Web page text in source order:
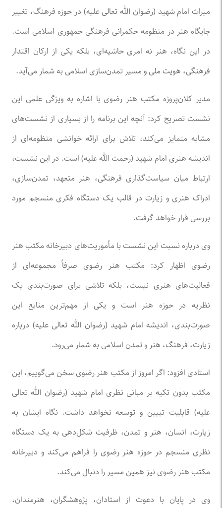
میراث امام شهید (رضوان الله تعالی علیه) در حوزه فرهنگ، تغییر
جایگاه هنر در منظومه حکمرانی فرهنگی جمهوری اسلامی است.
در این نگاه، هنر نه امری حاشیه‌ای، بلکه یکی از ارکان اقتدار
فرهنگی، هویت ملی و مسیر تمدن‌سازی اسلامی به شمار می‌آید.
مدیر کلان‌پروژه مکتب هنر رضوی با اشاره به ویژگی علمی این
نشست تصریح کرد: آنچه این برنامه را از بسیاری از نشست‌های
مشابه متمایز می‌کند، تلاش برای ارائه خوانشی منظومه‌ای از
اندیشه هنری امام شهید (رحمت الله علیه) است. در این نشست،
ارتباط میان سیاست‌گذاری فرهنگی، هنر متعهد، تمدن‌سازی،
ادراک هنری و زیارت در قالب یک دستگاه فکری منسجم مورد
بررسی قرار خواهد گرفت.
وی درباره نسبت این نشست با مأموریت‌های دبیرخانه مکتب هنر
رضوی اظهار کرد: مکتب هنر رضوی صرفاً مجموعه‌ای از
فعالیت‌های هنری نیست، بلکه تلاشی برای صورت‌بندی یک
نظریه در حوزه هنر است و یکی از مهم‌ترین منابع این
صورت‌بندی، اندیشه امام شهید (رضوان الله تعالی علیه) درباره
زیارت، فرهنگ، هنر و تمدن اسلامی به شمار می‌رود.
استادی افزود: اگر امروز از مکتب هنر رضوی سخن می‌گوییم، این
مکتب بدون تکیه بر مبانی نظری امام شهید (رضوان الله تعالی
علیه) قابلیت تبیین و توسعه نخواهد داشت. نگاه ایشان به
زیارت، انسان، هنر و تمدن، ظرفیت شکل‌دهی به یک دستگاه
نظری منسجم در حوزه هنر رضوی را فراهم می‌کند و دبیرخانه
مکتب هنر رضوی نیز همین مسیر را دنبال می‌کند.
وی در پایان با دعوت از استادان، پژوهشگران، هنرمندان،